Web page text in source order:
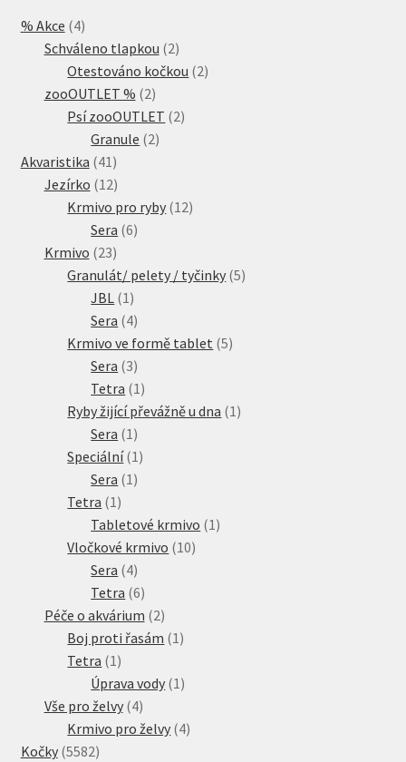
% Akce 44
produkty
Schváleno tlapkou 22
produkty
Otestováno kočkou 22
zooOUTLET % 22
produkty
Psí zooOUTLET 22
Granule 22
Akvaristika 41 41
produktů
Jezírko 1212
produktů
Krmivo pro ryby 1212
Sera 66
Krmivo 2323
produktů
Granulát/ pelety / tyčinky 55
JBL 1 1
produkt
Sera 44
produkty
Krmivo ve formě tablet 55
Sera 33
produkty
Tetra 1 1
produkt
Ryby žijící převážně u dna 1 1
Sera 1 1
produkt
Speciální 1 1
Sera 1 1
Tetra 1 1
produkt
Tabletové krmivo 1 1
Vločkové krmivo 1010
Sera 44
produkty
Tetra 66
produktů
Péče o akvárium 22
produkty
Boj proti řasám 1 1
Tetra 1 1
produkt
Úprava vody 1 1
Vše pro želvy 44
produkty
Krmivo pro želvy 44
Kočky 55825582